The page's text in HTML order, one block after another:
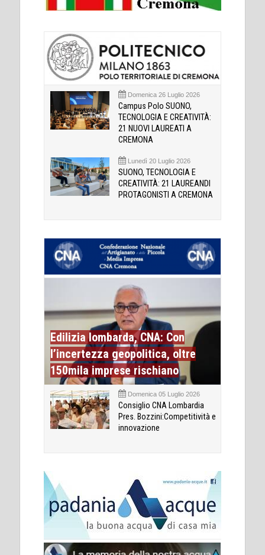
Domenica 26 Luglio 2026
Campus Polo SUONO,
TECNOLOGIA E CREATIVITÀ:
21 NUOVI LAUREATI A
CREMONA
Lunedì 20 Luglio 2026
SUONO, TECNOLOGIA E
CREATIVITÀ: 21 LAUREANDI
PROTAGONISTI A CREMONA
Edilizia lombarda, CNA: Con
l’incertezza geopolitica, oltre
150mila imprese rischiano
Domenica 05 Luglio 2026
Consiglio CNA Lombardia
Pres. Bozzini:Competitività e
innovazione